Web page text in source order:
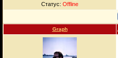
Статус: Offline
Graph